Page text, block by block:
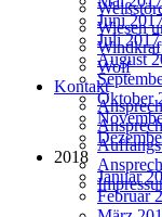
Wiesen
Wolf
Kontakt
Juni
Juli 2017
August
Oktober
2018
Januar
Februar